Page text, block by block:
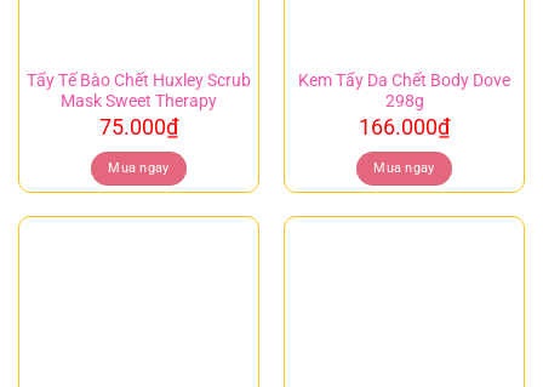
Tẩy Tế Bào Chết Huxley Scrub
Mask Sweet Therapy
75.000₫
Mua ngay
Kem Tẩy Da Chết Body Dove
298g
166.000₫
Mua ngay